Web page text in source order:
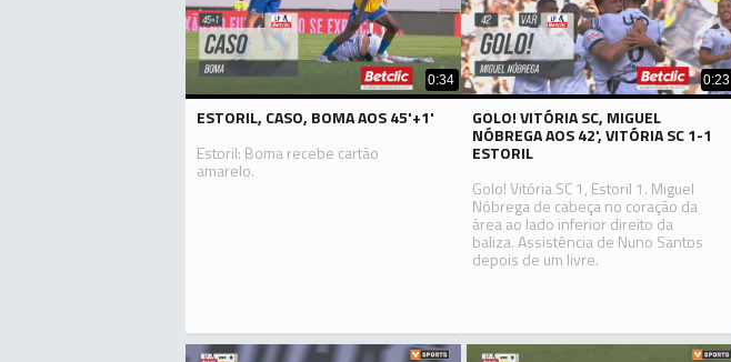
0:34
ESTORIL, CASO, BOMA AOS 45'+1'
Estoril: Boma recebe cartão
amarelo.
0:23
GOLO! VITÓRIA SC, MIGUEL
NÓBREGA AOS 42', VITÓRIA SC 1-1
ESTORIL
Golo! Vitória SC 1, Estoril 1. Miguel
Nóbrega de cabeça no coração da
área ao lado inferior direito da
baliza. Assistência de Nuno Santos
depois de um livre.